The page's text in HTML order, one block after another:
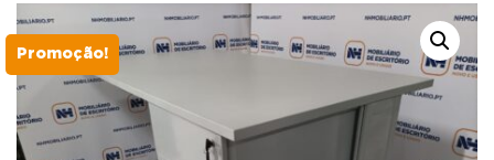
Promoção!